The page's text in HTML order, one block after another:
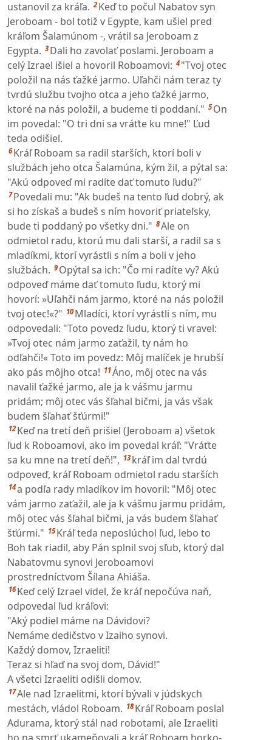
ustanovil za kráľa. 2 Keď to počul Nabatov syn
Jeroboam - bol totiž v Egypte, kam ušiel pred
kráľom Šalamúnom -, vrátil sa Jeroboam z
Egypta. 3 Dali ho zavolať poslami. Jeroboam a
celý Izrael išiel a hovoril Roboamovi: 4 "Tvoj otec
položil na nás ťažké jarmo. Uľahči nám teraz ty
tvrdú službu tvojho otca a jeho ťažké jarmo,
ktoré na nás položil, a budeme ti poddaní." 5 On
im povedal: "O tri dni sa vráťte ku mne!" Ľud
teda odišiel.
6 Kráľ Roboam sa radil starších, ktorí boli v
službách jeho otca Šalamúna, kým žil, a pýtal sa:
"Akú odpoveď mi radíte dať tomuto ľudu?"
7 Povedali mu: "Ak budeš na tento ľud dobrý, ak
si ho získaš a budeš s ním hovoriť priateľsky,
bude ti poddaný po všetky dni." 8Ale on
odmietol radu, ktorú mu dali starší, a radil sa s
mladíkmi, ktorí vyrástli s ním a boli v jeho
službách. 9 Opýtal sa ich: "Čo mi radíte vy? Akú
odpoveď máme dať tomuto ľudu, ktorý mi
hovorí: »Uľahči nám jarmo, ktoré na nás položil
tvoj otec!«?" 10 Mladíci, ktorí vyrástli s ním, mu
odpovedali: "Toto povedz ľudu, ktorý ti vravel:
»Tvoj otec nám jarmo zaťažil, ty nám ho
odľahči!« Toto im povedz: Môj malíček je hrubší
ako pás môjho otca! 11Áno, môj otec na vás
navalil ťažké jarmo, ale ja k vášmu jarmu
pridám; môj otec vás šľahal bičmi, ja vás však
budem šľahať šťúrmi!"
12 Keď na tretí deň prišiel (Jeroboam a) všetok
ľud k Roboamovi, ako im povedal kráľ: "Vráťte
sa ku mne na tretí deň!", 13 kráľ im dal tvrdú
odpoveď, kráľ Roboam odmietol radu starších
14a podľa rady mladíkov im hovoril: "Môj otec
vám jarmo zaťažil, ale ja k vášmu jarmu pridám,
môj otec vás šľahal bičmi, ja vás budem šľahať
šťúrmi." 15 Kráľ teda neposlúchol ľud, lebo to
Boh tak riadil, aby Pán splnil svoj sľub, ktorý dal
Nabatovmu synovi Jeroboamovi
prostredníctvom Šílana Ahiáša.
16 Keď celý Izrael videl, že kráľ nepočúva naň,
odpovedal ľud kráľovi:
"Aký podiel máme na Dávidovi?
Nemáme dedičstvo v Izaiho synovi.
Každý domov, Izraeliti!
Teraz si hľaď na svoj dom, Dávid!"
A všetci Izraeliti odišli domov.
17Ale nad Izraelitmi, ktorí bývali v júdskych
mestách, vládol Roboam. 18 Kráľ Roboam poslal
Adurama, ktorý stál nad robotami, ale Izraeliti